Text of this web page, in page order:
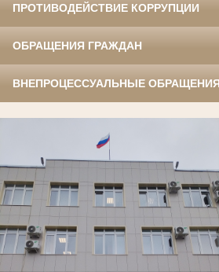
ПРОТИВОДЕЙСТВИЕ КОРРУПЦИИ
ОБРАЩЕНИЯ ГРАЖДАН
ВНЕПРОЦЕССУАЛЬНЫЕ ОБРАЩЕНИЯ